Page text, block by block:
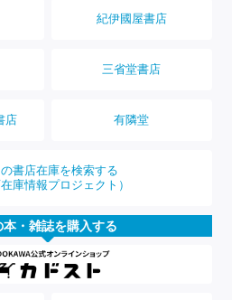
紀伊國屋書店
三省堂書店
店 有隣堂
書店在庫を検索する
在庫情報プロジェクト）
本・雑誌を購入する